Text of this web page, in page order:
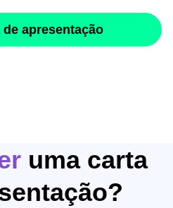
apresentação
uma carta